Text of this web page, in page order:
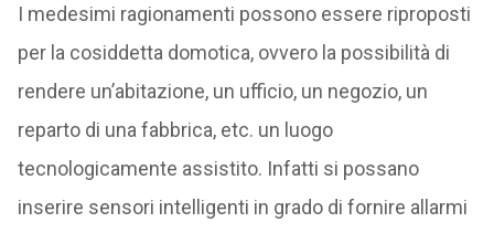
I medesimi ragionamenti possono essere riproposti
per la cosiddetta domotica, ovvero la possibilità di
rendere un’abitazione, un ufficio, un negozio, un
reparto di una fabbrica, etc. un luogo
tecnologicamente assistito. Infatti si possano
inserire sensori intelligenti in grado di fornire allarmi